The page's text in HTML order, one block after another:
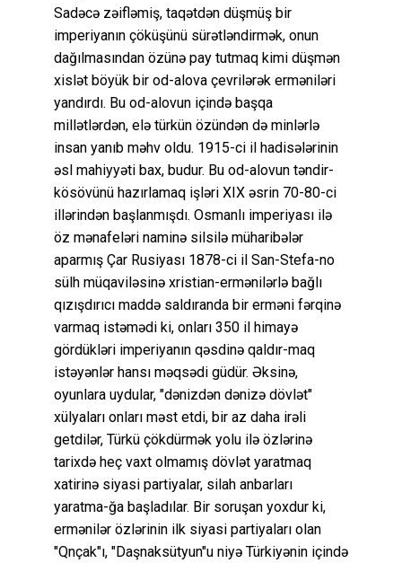
Sadəcə zəifləmiş, taqətdən düşmüş bir
imperiyanın çöküşünü sürətləndirmək, onun
dağılmasından özünə pay tutmaq kimi düşmən
xislət böyük bir od-alova çevrilərək erməniləri
yandırdı. Bu od-alovun içində başqa
millətlərdən, elə türkün özündən də minlərlə
insan yanıb məhv oldu. 1915-ci il hadisələrinin
əsl mahiyyəti bax, budur. Bu od-alovun təndir-
kösövünü hazırlamaq işləri XIX əsrin 70-80-ci
illərindən başlanmışdı. Osmanlı imperiyası ilə
öz mənafeləri naminə silsilə müharibələr
aparmış Çar Rusiyası 1878-ci il San-Stefa-no
sülh müqaviləsinə xristian-ermənilərlə bağlı
qızışdırıcı maddə saldıranda bir erməni fərqinə
varmaq istəmədi ki, onları 350 il himayə
gördükləri imperiyanın qəsdinə qaldır-maq
istəyənlər hansı məqsədi güdür. Əksinə,
oyunlara uydular, "dənizdən dənizə dövlət"
xülyaları onları məst etdi, bir az daha irəli
getdilər, Türkü çökdürmək yolu ilə özlərinə
tarixdə heç vaxt olmamış dövlət yaratmaq
xatirinə siyasi partiyalar, silah anbarları
yaratma-ğa başladılar. Bir soruşan yoxdur ki,
ermənilər özlərinin ilk siyasi partiyaları olan
"Qnçak"ı, "Daşnaksütyun"u niyə Türkiyənin içində